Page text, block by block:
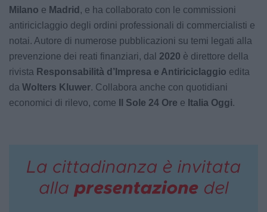
Milano e Madrid , e ha collaborato con le commissioni
antiriciclaggio degli ordini professionali di commercialisti e
notai. Autore di numerose pubblicazioni su temi legati alla
prevenzione dei reati finanziari, dal 2020 è direttore della
rivista Responsabilità d’Impresa e Antiriciclaggio edita
da Wolters Kluwer. Collabora anche con quotidiani
economici di rilevo, come
Il Sole 24 Ore e Italia Oggi.